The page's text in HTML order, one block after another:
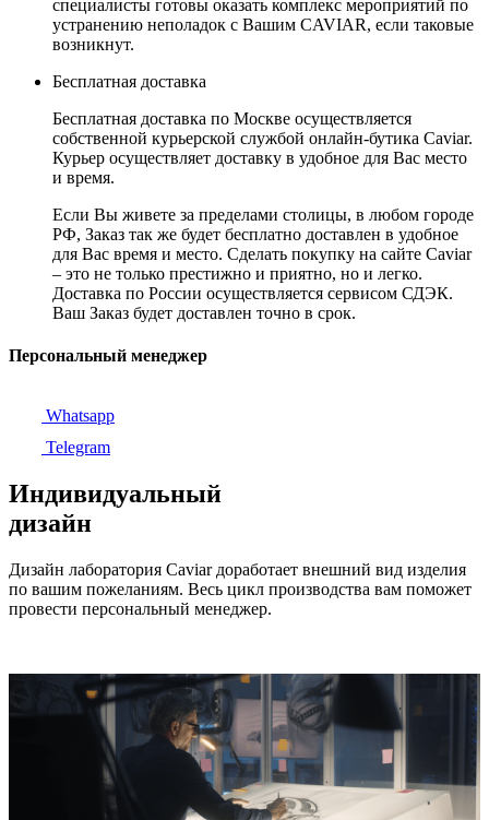
специалисты готовы оказать комплекс мероприятий по
устранению неполадок с Вашим CAVIAR, если таковые
возникнут.
Бесплатная доставка
Бесплатная доставка по Москве осуществляется
собственной курьерской службой онлайн-бутика Caviar.
Курьер осуществляет доставку в удобное для Вас место
и время.
Если Вы живете за пределами столицы, в любом городе
РФ, Заказ так же будет бесплатно доставлен в удобное
для Вас время и место. Сделать покупку на сайте Caviar
– это не только престижно и приятно, но и легко.
Доставка по России осуществляется сервисом СДЭК.
Ваш Заказ будет доставлен точно в срок.
Персональный менеджер
Whatsapp
Telegram
Индивидуальный
дизайн
Дизайн лаборатория Caviar доработает внешний вид изделия
по вашим пожеланиям. Весь цикл производства вам поможет
провести персональный менеджер.